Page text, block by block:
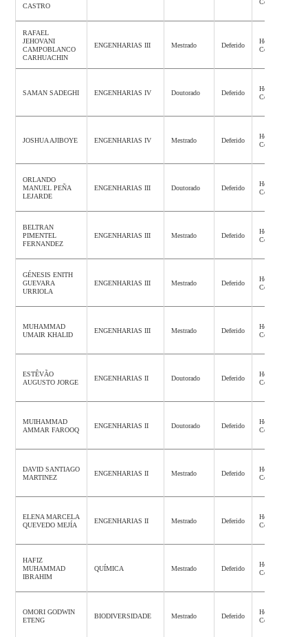
CASTRO
Concluída
RAFAEL
JEHOVANI
CAMPOBLANCO
CARHUACHIN
ENGENHARIAS III Mestrado Deferido
Homologação
Concluída
SAMAN SADEGHI ENGENHARIAS IV Doutorado Deferido
Homologação
Concluída
JOSHUA AJIBOYE ENGENHARIAS IV Mestrado Deferido
Homologação
Concluída
ORLANDO
MANUEL PEÑA
LEJARDE
ENGENHARIAS III Doutorado Deferido
Homologação
Concluída
BELTRAN
PIMENTEL
FERNANDEZ
ENGENHARIAS III Mestrado Deferido
Homologação
Concluída
GÉNESIS ENITH
GUEVARA
URRIOLA
ENGENHARIAS III Mestrado Deferido
Homologação
Concluída
MUHAMMAD
UMAIR KHALID
ENGENHARIAS III Mestrado Deferido
Homologação
Concluída
ESTÊVÃO
AUGUSTO JORGE
ENGENHARIAS II Doutorado Deferido
Homologação
Concluída
MUIHAMMAD
AMMAR FAROOQ
ENGENHARIAS II Doutorado Deferido
Homologação
Concluída
DAVID SANTIAGO
MARTINEZ
ENGENHARIAS II Mestrado Deferido
Homologação
Concluída
ELENA MARCELA
QUEVEDO MEJÍA
ENGENHARIAS II Mestrado Deferido
Homologação
Concluída
HAFIZ
MUHAMMAD
IBRAHIM
QUÍMICA Mestrado Deferido
Homologação
Concluída
OMORI GODWIN
ETENG
BIODIVERSIDADE Mestrado Deferido
Homologação
Concluída